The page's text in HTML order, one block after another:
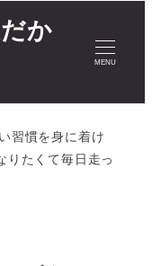
か
MENU
い習慣を身に着け
りたくて毎日走っ